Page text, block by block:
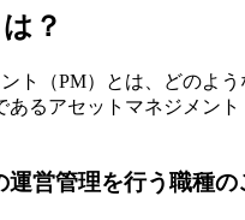
？
ト（PM）とは、どのよ
あるアセットマネジメン
営管理を行う職種の